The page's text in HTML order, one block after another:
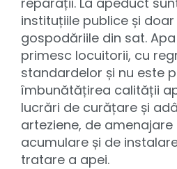
instituțiile publice și
gospodăriile din sat.
primesc locuitorii, cu
standardelor și nu este
îmbunătățirea calității
lucrări de curățare și
arteziene, de
acumulare și de
tratare a apei.